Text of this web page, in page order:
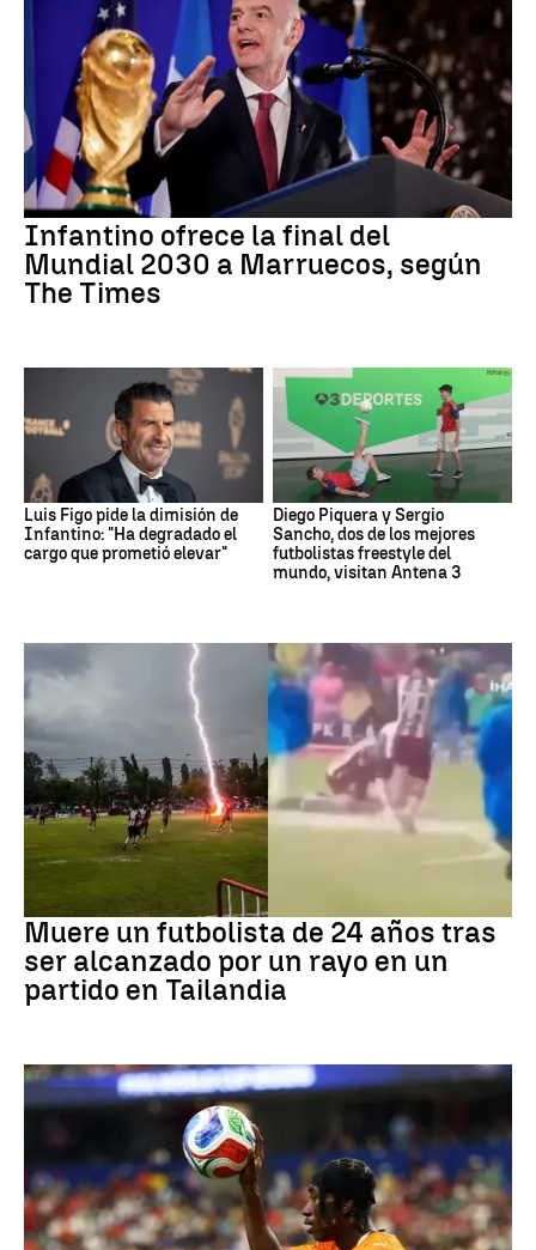
Infantino ofrece la final del
Mundial 2030 a Marruecos, según
The Times
Luis Figo pide la dimisión de
Infantino: "Ha degradado el
cargo que prometió elevar"
Diego Piquera y Sergio
Sancho, dos de los mejores
futbolistas freestyle del
mundo, visitan Antena 3
Muere un futbolista de 24 años tras
ser alcanzado por un rayo en un
partido en Tailandia